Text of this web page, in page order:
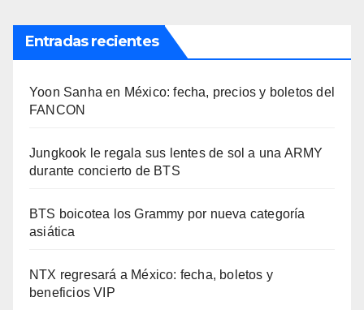
Entradas recientes
Yoon Sanha en México: fecha, precios y boletos del
FANCON
Jungkook le regala sus lentes de sol a una ARMY
durante concierto de BTS
BTS boicotea los Grammy por nueva categoría
asiática
NTX regresará a México: fecha, boletos y
beneficios VIP